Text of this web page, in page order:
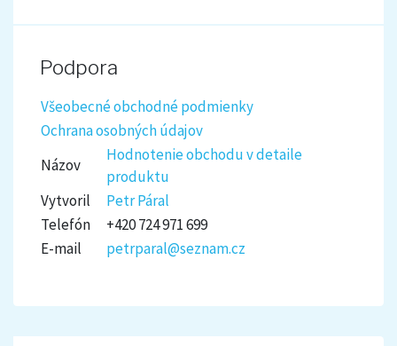
Podpora
Všeobecné obchodné podmienky
Ochrana osobných údajov
Názov
Hodnotenie obchodu v detaile
produktu
Vytvoril
Petr Páral
Telefón
+420 724 971 699
E-mail
petrparal@seznam.cz